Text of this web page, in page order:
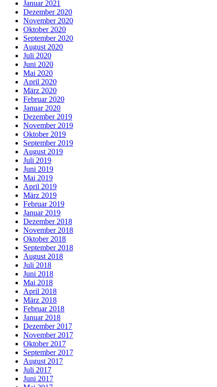
Januar 2021
Dezember 2020
November 2020
Oktober 2020
September 2020
August 2020
Juli 2020
Juni 2020
Mai 2020
April 2020
März 2020
Februar 2020
Januar 2020
Dezember 2019
November 2019
Oktober 2019
September 2019
August 2019
Juli 2019
Juni 2019
Mai 2019
April 2019
März 2019
Februar 2019
Januar 2019
Dezember 2018
November 2018
Oktober 2018
September 2018
August 2018
Juli 2018
Juni 2018
Mai 2018
April 2018
März 2018
Februar 2018
Januar 2018
Dezember 2017
November 2017
Oktober 2017
September 2017
August 2017
Juli 2017
Juni 2017